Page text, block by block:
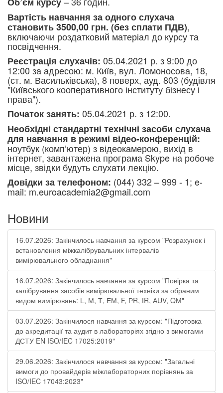
Вартість навчання за одного слухача
становить 3500,00 грн. (без сплати ПДВ),
включаючи роздатковий матеріал до курсу та
посвідчення.
Реєстрація слухачів: 05.04.2021 р. з 9:00 до
12:00 за адресою: м. Київ, вул. Ломоносова, 18,
(ст. м. Васильківська), 8 поверх, ауд. 803 (будівля
"Київського кооперативного інституту бізнесу і
права").
Початок занять: 05.04.2021 р. з 12:00.
Необхідні стандартні технічні засоби слухача
для навчання в режимі відео-конференцій:
ноутбук (комп’ютер) з відеокамерою, вихід в
інтернет, завантажена програма Skype на робоче
місце, звідки будуть слухати лекцію.
Довідки за телефоном: (044) 332 – 999 - 1; e-
mail: m.euroacademia2@gmail.com
Новини
16.07.2026: Закінчилось навчання за курсом "Розрахунок і
встановлення міжкалібрувальних інтервалів
вимірювального обладнання"
16.07.2026: Закінчилось навчання за курсом "Повірка та
калібрування засобів вимірювальної техніки за обраним
видом вимірювань: L, М, Т, ЕМ, F, РR, ІR, АUV, QМ"
03.07.2026: Закінчилося навчання за курсом: "Підготовка
до акредитації та аудит в лабораторіях згідно з вимогами
ДСТУ EN ISO/IEC 17025:2019"
29.06.2026: Закінчилося навчання за курсом: "Загальні
вимоги до провайдерів міжлабораторних порівнянь за
ISO/IEC 17043:2023"